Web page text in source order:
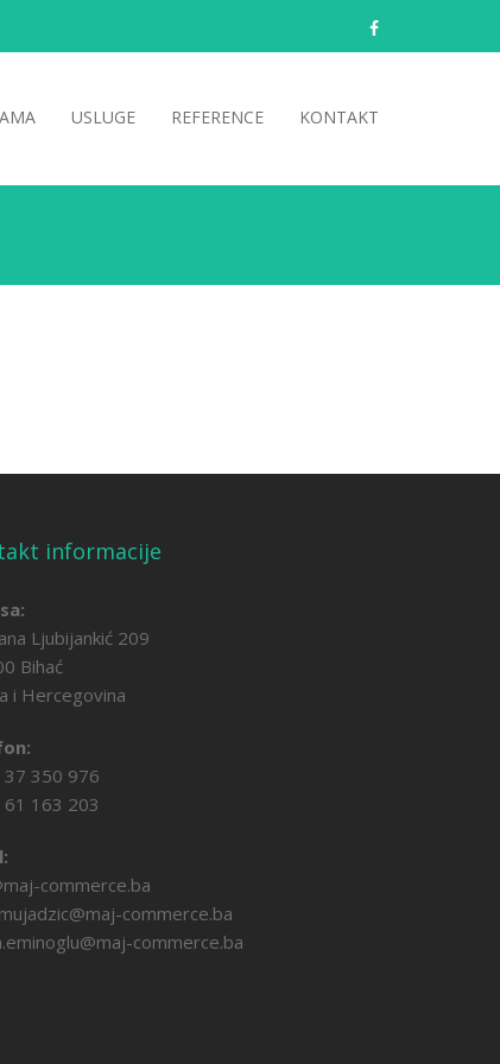
USLUGE REFERENCE KONTAKT
informacije
Ljubijankić 209
Bihać
i Hercegovina
37 350 976
61 163 203
commerce.ba
commerce.ba
commerce.ba